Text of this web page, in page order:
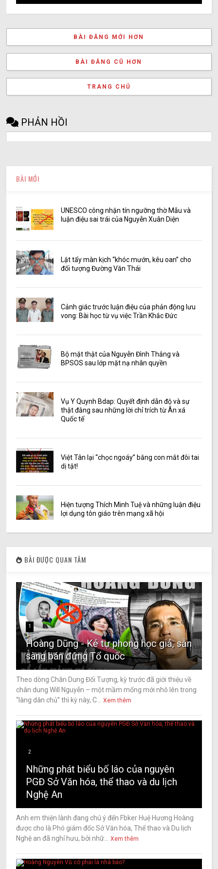
BÀI ĐĂNG MỚI HƠN
BÀI ĐĂNG CŨ HƠN
TRANG CHỦ
PHẢN HỒI
BÀI MỚI
UNESCO công nhận tín ngưỡng thờ Mẫu và
luận điệu sai trái của Nguyễn Xuân Diện
Lật tẩy màn kịch “khóc mướn, kêu oan” cho
đối tượng Đường Văn Thái
Cảnh giác trước luận điệu của phản động lưu
vong: Bài học từ vụ việc Trần Khắc Đức
Bộ mặt thật của Nguyễn Đình Thắng và
BPSOS sau lớp mặt nạ nhân quyền
Vụ Y Quynh Bdap: Quyết định dẫn độ và sự
thật đằng sau những lời chỉ trích từ Ân xá
Quốc tế
Việt Tân lại “chọc ngoáy” bằng con mắt đôi tai
dị tật!
Hiện tượng Thích Minh Tuệ và những luận điệu
lợi dụng tôn giáo trên mạng xã hội
BÀI ĐƯỢC QUAN TÂM
1
Hoàng Dũng - Kẻ tự phong học giả, sẵn
sàng bán đứng Tổ quốc
Theo dòng Chân Dung Đối Tượng, kỳ trước đã giới thiệu về
chân dung Will Nguyễn – một mầm mống mới nhô lên trong
“làng dân chủ” thì kỳ này, C...
Xem thêm
2
Những phát biểu bố láo của nguyên
PGĐ Sở Văn hóa, thể thao và du lịch
Nghệ An
Anh em thiện lành đang chú ý đến Fbker Huệ Hương Hoàng
được cho là Phó giám đốc Sở Văn hóa, Thể thao và Du lịch
Nghệ an đã nghỉ hưu, bởi nhữ...
Xem thêm